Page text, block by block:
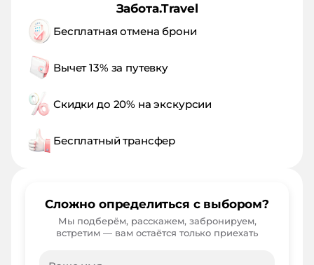
Забота.Travel
Бесплатная отмена брони
Вычет 13% за путевку
Скидки до 20% на экскурсии
Бесплатный трансфер
Сложно определиться с выбором?
Мы подберём, расскажем, забронируем,
встретим — вам остаётся только приехать